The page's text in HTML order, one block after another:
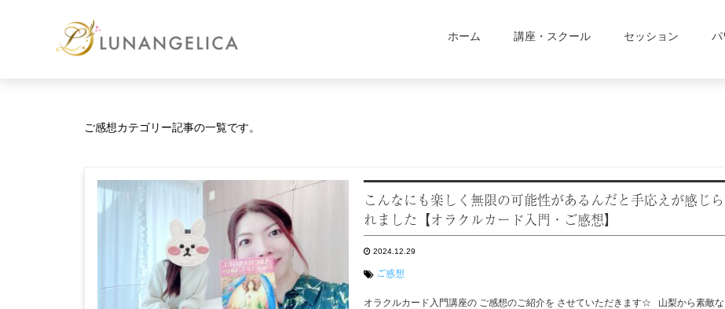
ホーム 講座・スクール セッション パ
ご感想カテゴリー記事の一覧です。
こんなにも楽しく無限の可能性があるんだと手応えが感じら
れました【オラクルカード入門・ご感想】
2024.12.29
ご感想
オラクルカード入門講座の ご感想のご紹介を させていただきます☆ 山梨から素敵な